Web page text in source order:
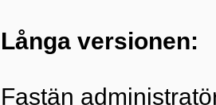
Långa versionen:
Fastän